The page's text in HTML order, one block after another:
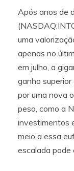
Após anos de
uma
apenas no
em julho, a
ganho
por uma nova
peso, como a
investimentos
meio a essa
escalada pode